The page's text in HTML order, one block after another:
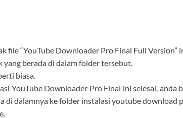
file “YouTube Downloader Pro Final Full Version”
yang berada di dalam folder tersebut.
biasa.
YouTube Downloader Pro Final ini selesai, anda
di dalamnya ke folder instalasi youtube download